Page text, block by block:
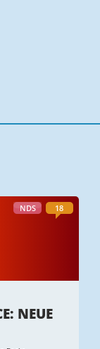
NDS 18
NEUE